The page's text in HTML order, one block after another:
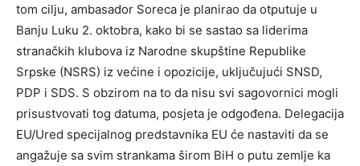
tom cilju, ambasador Soreca je planirao da otputuje u
Banju Luku 2. oktobra, kako bi se sastao sa liderima
stranačkih klubova iz Narodne skupštine Republike
Srpske (NSRS) iz većine i opozicije, uključujući SNSD,
PDP i SDS. S obzirom na to da nisu svi sagovornici mogli
prisustvovati tog datuma, posjeta je odgođena. Delegacija
EU/Ured specijalnog predstavnika EU će nastaviti da se
angažuje sa svim strankama širom BiH o putu zemlje ka